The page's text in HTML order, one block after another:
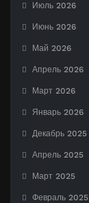
Июль 2026
Июнь 2026
Май 2026
Апрель 2026
Март 2026
Январь 2026
Декабрь 2025
Апрель 2025
Март 2025
Февраль 2025